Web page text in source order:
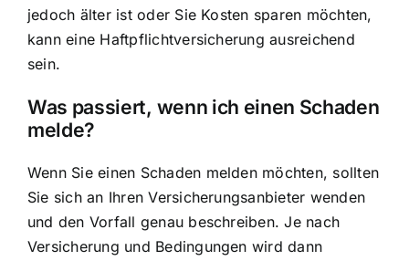
jedoch älter ist oder Sie Kosten sparen möchten,
kann eine Haftpflichtversicherung ausreichend
sein.
Was passiert, wenn ich einen Schaden
melde?
Wenn Sie einen Schaden melden möchten, sollten
Sie sich an Ihren Versicherungsanbieter wenden
und den Vorfall genau beschreiben. Je nach
Versicherung und Bedingungen wird dann